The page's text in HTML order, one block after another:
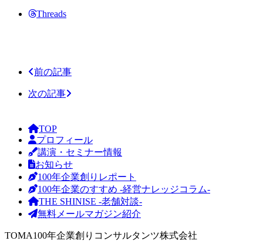
Threads
前の記事
次の記事
TOP
プロフィール
講演・セミナー情報
お知らせ
100年企業創りレポート
100年企業のすすめ -経営ナレッジコラム-
THE SHINISE -老舗対談-
無料メールマガジン紹介
TOMA100年企業創りコンサルタンツ株式会社